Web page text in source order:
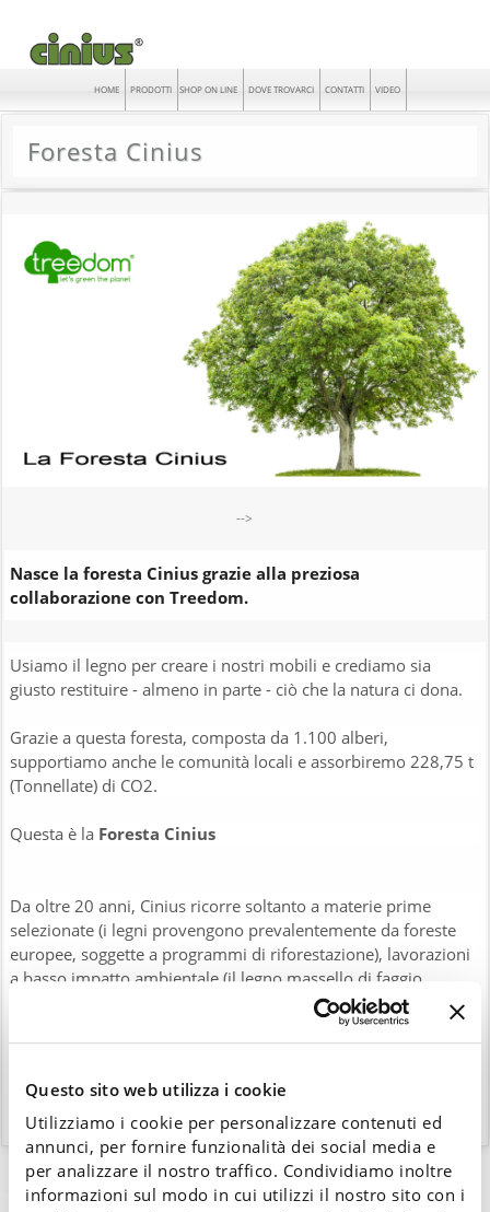
Questo sito web utilizza i cookie
Utilizziamo i cookie per personalizzare contenuti ed
annunci, per fornire funzionalità dei social media e
per analizzare il nostro traffico. Condividiamo inoltre
informazioni sul modo in cui utilizzi il nostro sito con i
HOME PRODOTTI SHOP ON LINE DOVE TROVARCI CONTATTI VIDEO
Foresta Cinius
-->
Nasce la foresta Cinius grazie alla preziosa
collaborazione con Treedom.
Usiamo il legno per creare i nostri mobili e crediamo sia
giusto restituire - almeno in parte - ciò che la natura ci dona.
Grazie a questa foresta, composta da 1.100 alberi,
supportiamo anche le comunità locali e assorbiremo 228,75 t
(Tonnellate) di CO2.
Questa è la Foresta Cinius
Da oltre 20 anni, Cinius ricorre soltanto a materie prime
selezionate (i legni provengono prevalentemente da foreste
europee, soggette a programmi di riforestazione), lavorazioni
a basso impatto ambientale (il legno massello di faggio
lamellare è colorato con vernici ad acqua atossiche,
assemblato ad incastro e lavorato artigianalmente, con
conseguente possibilità di riciclo finale del prodotto) e miglior